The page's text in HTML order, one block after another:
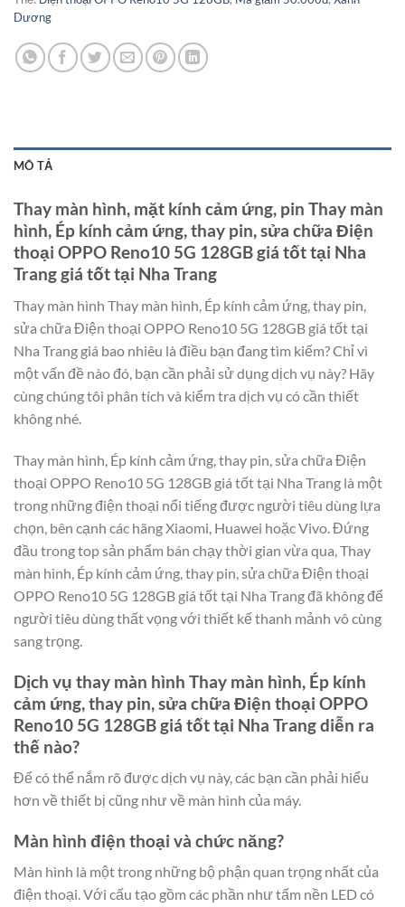
Dương
MÔ TẢ
Thay màn hình, mặt kính cảm ứng, pin Thay màn
hình, Ép kính cảm ứng, thay pin, sửa chữa Điện
thoại OPPO Reno10 5G 128GB giá tốt tại Nha
Trang giá tốt tại Nha Trang
Thay màn hình Thay màn hình, Ép kính cảm ứng, thay pin,
sửa chữa Điện thoại OPPO Reno10 5G 128GB giá tốt tại
Nha Trang giá bao nhiêu là điều bạn đang tìm kiếm? Chỉ vì
một vấn đề nào đó, bạn cần phải sử dụng dịch vụ này? Hãy
cùng chúng tôi phân tích và kiểm tra dịch vụ có cần thiết
không nhé.
Thay màn hình, Ép kính cảm ứng, thay pin, sửa chữa Điện
thoại OPPO Reno10 5G 128GB giá tốt tại Nha Trang là một
trong những điện thoại nổi tiếng được người tiêu dùng lựa
chọn, bên cạnh các hãng Xiaomi, Huawei hoặc Vivo. Đứng
đầu trong top sản phẩm bán chạy thời gian vừa qua, Thay
màn hình, Ép kính cảm ứng, thay pin, sửa chữa Điện thoại
OPPO Reno10 5G 128GB giá tốt tại Nha Trang đã không để
người tiêu dùng thất vọng với thiết kế thanh mảnh vô cùng
sang trọng.
Dịch vụ thay màn hình Thay màn hình, Ép kính
cảm ứng, thay pin, sửa chữa Điện thoại OPPO
Reno10 5G 128GB giá tốt tại Nha Trang diễn ra
thế nào?
Để có thể nắm rõ được dịch vụ này, các bạn cần phải hiểu
hơn về thiết bị cũng như về màn hình của máy.
Màn hình điện thoại và chức năng?
Màn hình là một trong những bộ phận quan trọng nhất của
điện thoại. Với cấu tạo gồm các phần như tấm nền LED có